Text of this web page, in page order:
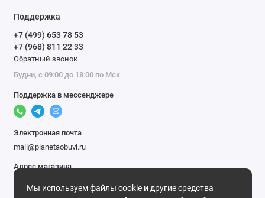
Мы используем файлы cookie и другие средства
Поддержка
+7 (499) 653 78 53
+7 (968) 811 22 33
Обратный звонок
Будни, с 09:00 до 18:00 по Мск
Поддержка в мессенджере
Электронная почта
mail@planetaobuvi.ru
Адрес магазина